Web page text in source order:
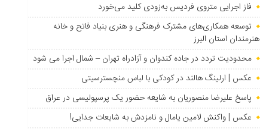
فاز اجرایی متروی فردیس به‌زودی کلید می‌خورد
توسعه همکاری‌های مشترک فرهنگی و هنری بنیاد فاتح و خانه
هنرمندان استان البرز
محدودیت تردد در جاده کندوان و آزادراه تهران – شمال اجرا می شود
عکس | ارلینگ هالند در کودکی با لباس منچسترسیتی
پاسخ علیرضا منصوریان به شایعه حضور یک پرسپولیسی در عراق
عکس | واکنش لامین یامال و نامزدش به شایعات جدایی!